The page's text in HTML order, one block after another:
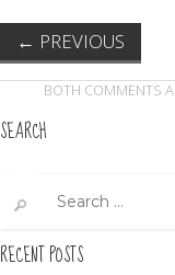
← PREVIOUS
BOTH COMMENTS
SEARCH
for:
RECENT POSTS